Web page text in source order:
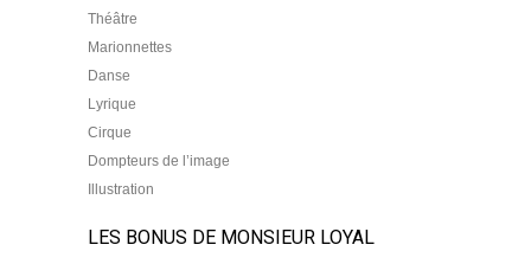
Théâtre
Marionnettes
Danse
Lyrique
Cirque
Dompteurs de l’image
Illustration
LES BONUS DE MONSIEUR LOYAL